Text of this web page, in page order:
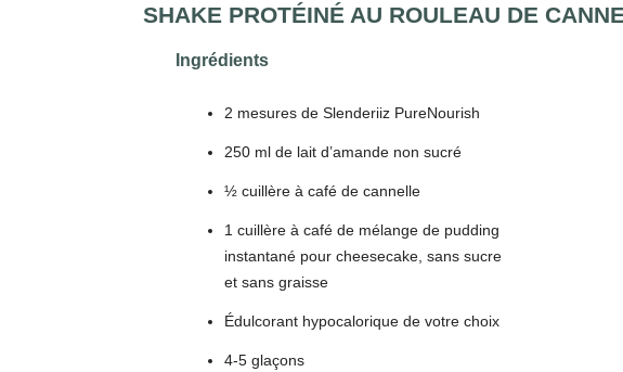
SHAKE PROTÉINÉ AU ROULEAU DE
Ingrédients
2 mesures de Slenderiiz PureNourish
250 ml de lait d’amande non sucré
½ cuillère à café de cannelle
1 cuillère à café de mélange de pudding
instantané pour cheesecake, sans sucre
et sans graisse
Édulcorant hypocalorique de votre choix
4-5 glaçons